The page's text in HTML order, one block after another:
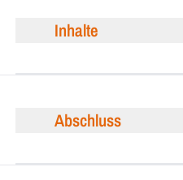
Inhalte
Abschluss